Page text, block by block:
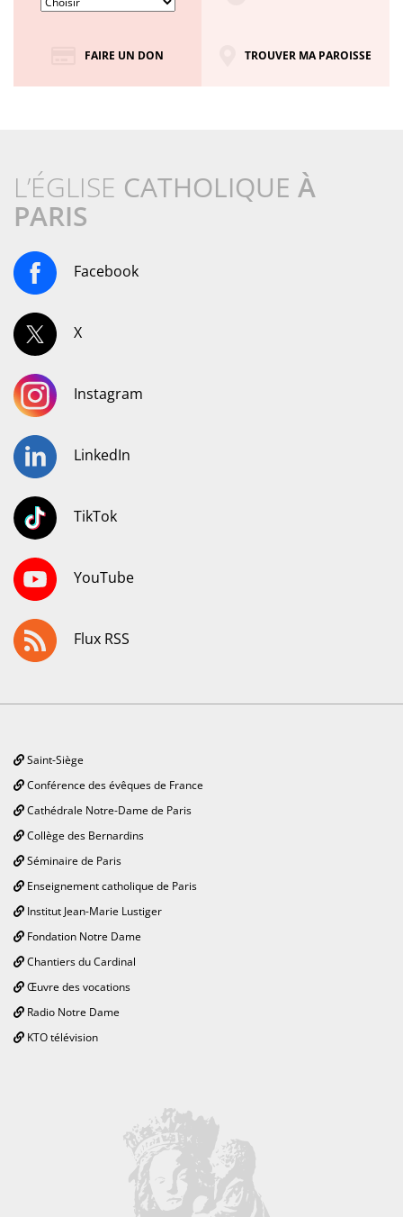
FAIRE UN DON TROUVER MA PAROISSE
L’ÉGLISE CATHOLIQUE À
PARIS
Facebook
X
Instagram
LinkedIn
TikTok
YouTube
Flux RSS
Saint-Siège
Conférence des évêques de France
Cathédrale Notre-Dame de Paris
Collège des Bernardins
Séminaire de Paris
Enseignement catholique de Paris
Institut Jean-Marie Lustiger
Fondation Notre Dame
Chantiers du Cardinal
Œuvre des vocations
Radio Notre Dame
KTO télévision